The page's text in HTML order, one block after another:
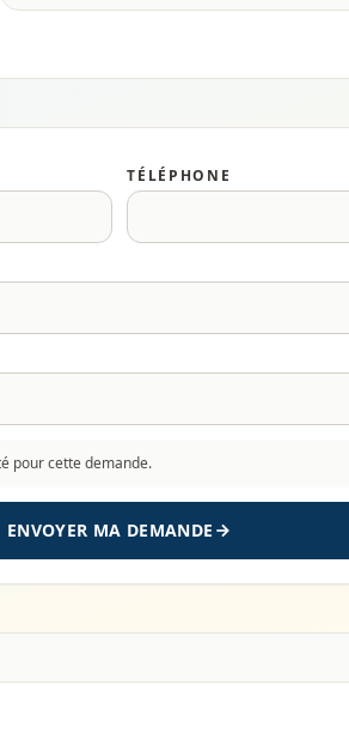
TÉLÉPHONE
pour cette demande.
ENVOYER MA DEMANDE